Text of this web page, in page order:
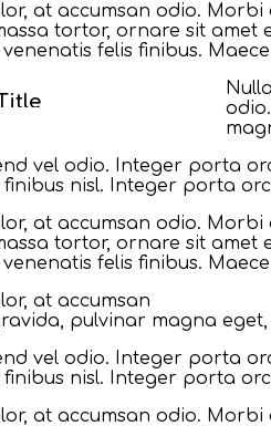
at accumsan odio.
tortor, ornare sit
felis finibus.
vel odio. Integer porta
finibus nisl. Integer porta
at accumsan odio.
tortor, ornare sit
felis finibus.
at accumsan
pulvinar magna
vel odio. Integer porta
finibus nisl. Integer porta
at accumsan odio.